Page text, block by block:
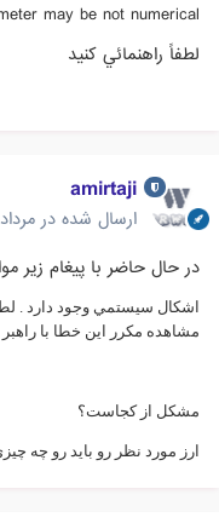
may be not numerical
لطفاً راهنمائي كنيد
amirtaji
ارسال شده در مرداد 18، 2012
در حال حاضر با پيغام زير
اشکال سيستمي وجود دارد .
مشاهده مکرر اين خطا با
مشكل از كجاست؟
ارز مورد نظر رو بايد رو چه